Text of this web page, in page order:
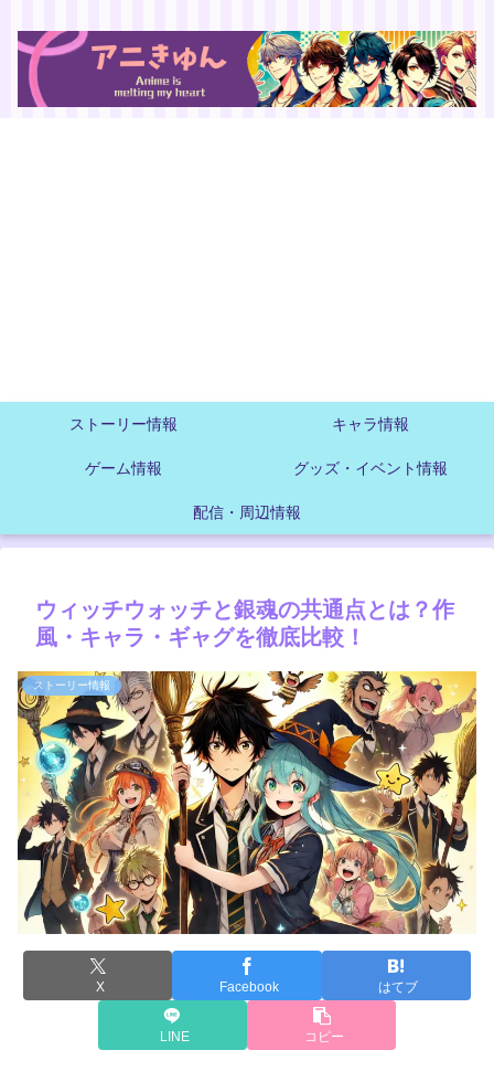
ストーリー情報 キャラ情報
ゲーム情報 グッズ・イベント情報
配信・周辺情報
ウィッチウォッチと銀魂の共通点とは？作
風・キャラ・ギャグを徹底比較！
ストーリー情報
X Facebook はてブ
LINE コピー